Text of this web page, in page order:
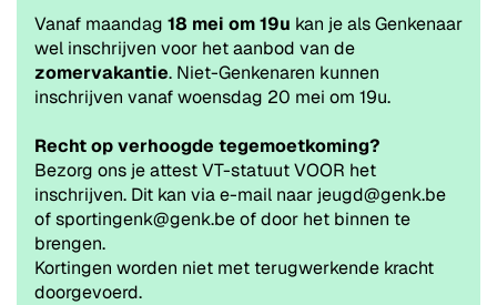
Vanaf maandag 18 mei om 19u kan je als Genkenaar
wel inschrijven voor het aanbod van de
zomervakantie. Niet-Genkenaren kunnen
inschrijven vanaf woensdag 20 mei om 19u.
Recht op verhoogde tegemoetkoming?
Bezorg ons je attest VT-statuut VOOR het
inschrijven. Dit kan via e-mail naar jeugd@genk.be
of sportingenk@genk.be of door het binnen te
brengen.
Kortingen worden niet met terugwerkende kracht
doorgevoerd.